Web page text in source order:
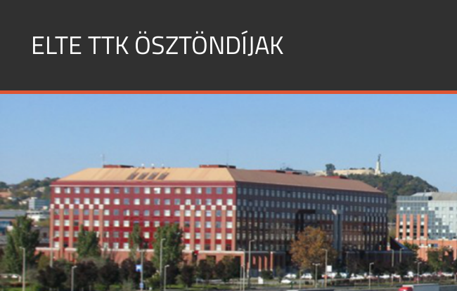
contentELTE TTK ÖSZTÖNDÍJAK